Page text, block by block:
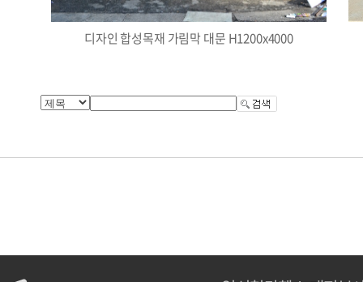
디자인 합성목재 가림막 대문 H1200x4000